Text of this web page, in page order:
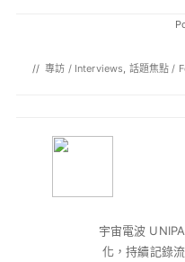
// 專訪 / Interviews 話題焦點 /
宇宙電波
化，持續記錄